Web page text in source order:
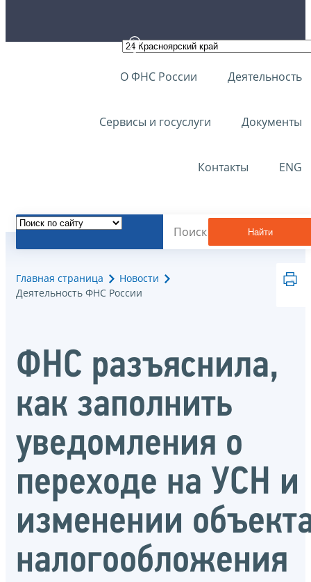
О ФНС России Деятельность
Сервисы и госуслуги Документы
Контакты ENG
Найти
Главная страница
Новости
Деятельность ФНС России
ФНС разъяснила,
как заполнить
уведомления о
переходе на УСН и
изменении
налогообложения